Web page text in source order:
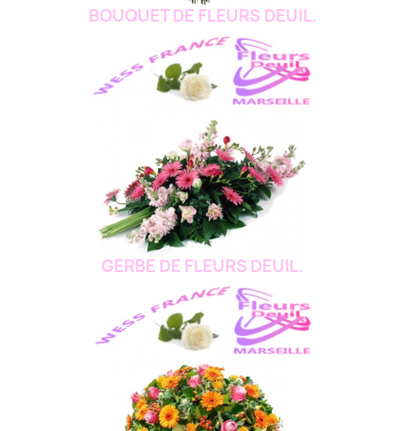
BOUQUET DE FLEURS DEUIL.
GERBE DE FLEURS DEUIL.